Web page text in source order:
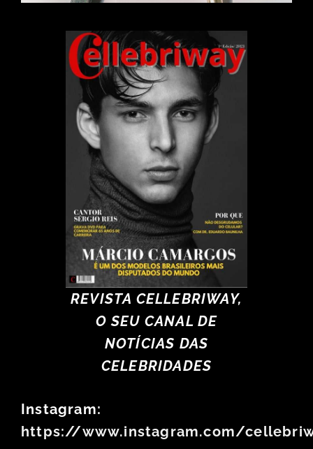
REVISTA CELLEBRIWAY,
O SEU CANAL DE
NOTÍCIAS DAS
CELEBRIDADES
Instagram:
https://www.instagram.com/